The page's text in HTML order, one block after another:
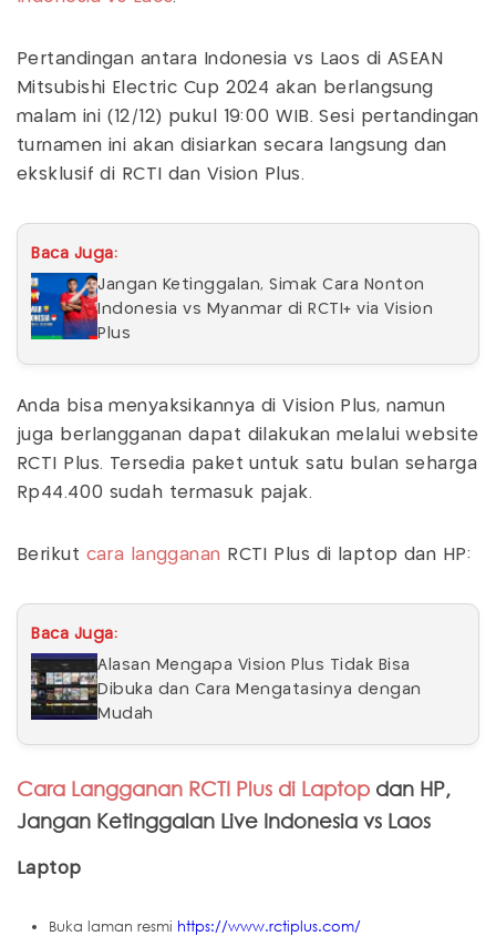
Pertandingan antara Indonesia vs Laos di ASEAN
Mitsubishi Electric Cup 2024 akan berlangsung
malam ini (12/12) pukul 19:00 WIB. Sesi pertandingan
turnamen ini akan disiarkan secara langsung dan
eksklusif di RCTI dan Vision Plus.
Baca Juga:
Jangan Ketinggalan, Simak Cara Nonton
Indonesia vs Myanmar di RCTI+ via Vision
Plus
Anda bisa menyaksikannya di Vision Plus, namun
juga berlangganan dapat dilakukan melalui website
RCTI Plus. Tersedia paket untuk satu bulan seharga
Rp44.400 sudah termasuk pajak.
Berikut cara langganan RCTI Plus di laptop dan HP:
Baca Juga:
Alasan Mengapa Vision Plus Tidak Bisa
Dibuka dan Cara Mengatasinya dengan
Mudah
Cara Langganan RCTI Plus di Laptop dan HP,
Jangan Ketinggalan Live Indonesia vs Laos
Laptop
Buka laman resmi https://www.rctiplus.com/